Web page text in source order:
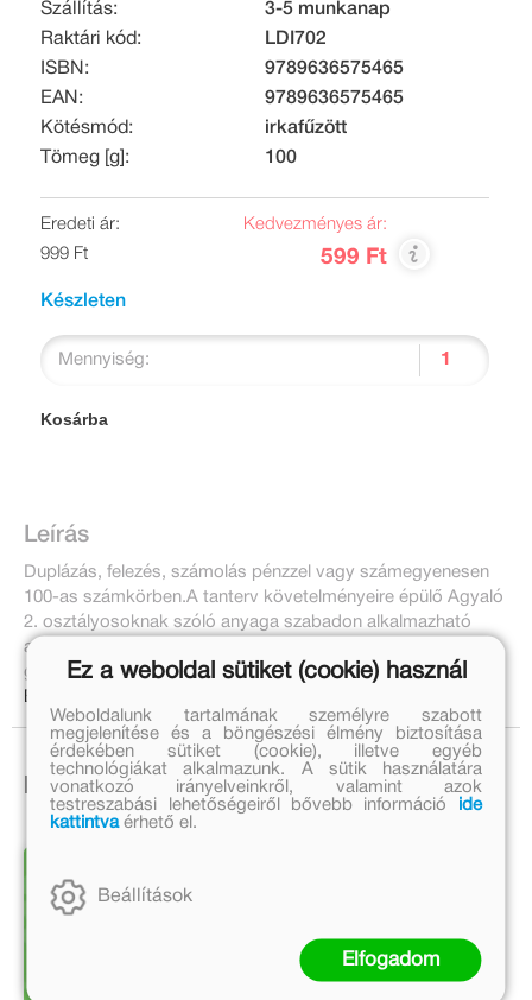
Szállítás:
3-5 munkanap
Raktári kód:
LDI702
ISBN:
9789636575465
EAN:
9789636575465
Kötésmód:
irkafűzött
Tömeg [g]:
100
Eredeti ár:
999 Ft
Kedvezményes ár:
599 Ft
Készleten
Mennyiség:
Kosárba
Leírás
Duplázás, felezés, számolás pénzzel vagy számegyenesen
100-as számkörben.A tanterv követelményeire épülő Agyaló
2. osztályosoknak szóló anyaga szabadon alkalmazható
akár kiegészítő iskolai feladatokként, vagy otthoni játékos
gyakorlásra, önellenőrzésre egyaránt.
Bővebben:
Ezek is érdekelhetnek!
Ez a weboldal sütiket (cookie) használ
Weboldalunk tartalmának személyre szabott
megjelenítése és a böngészési élmény biztosítása
érdekében sütiket (cookie), illetve egyéb
technológiákat alkalmazunk. A sütik használatára
vonatkozó irányelveinkről, valamint azok
testreszabási lehetőségeiről bővebb információ
ide
kattintvaérhető el.
Beállítások
Elfogadom